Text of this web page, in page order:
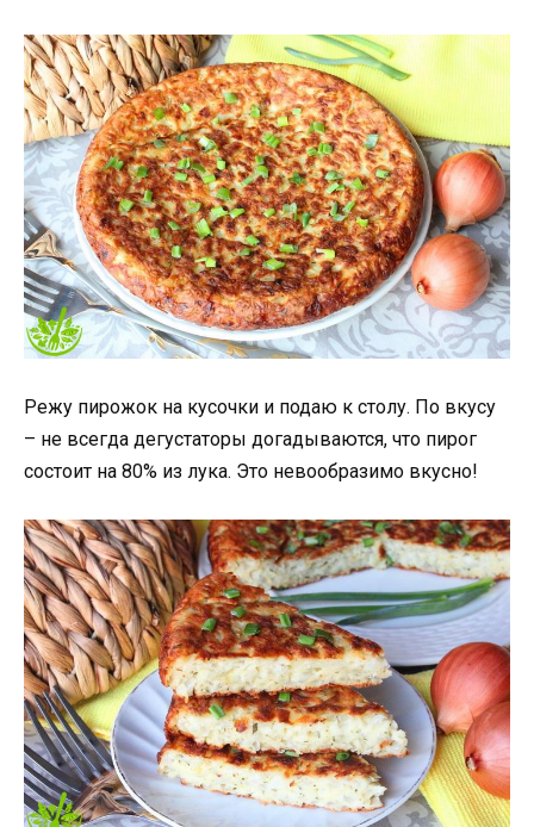
Режу пирожок на кусочки и подаю к столу. По вкусу
– не всегда дегустаторы догадываются, что пирог
состоит на 80% из лука. Это невообразимо вкусно!